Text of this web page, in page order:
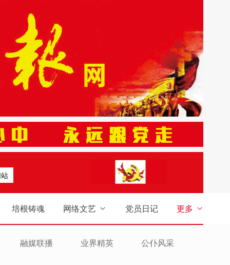
培根铸魂 网络文艺 党员日记 更多
融媒联播 业界精英 公仆风采